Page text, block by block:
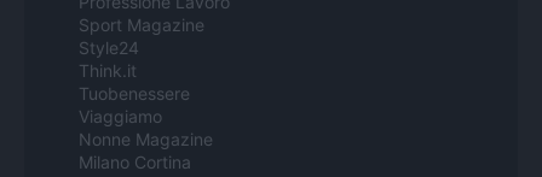
Sport Magazine
Style24
Think.it
Tuobenessere
Viaggiamo
Nonne Magazine
Milano Cortina